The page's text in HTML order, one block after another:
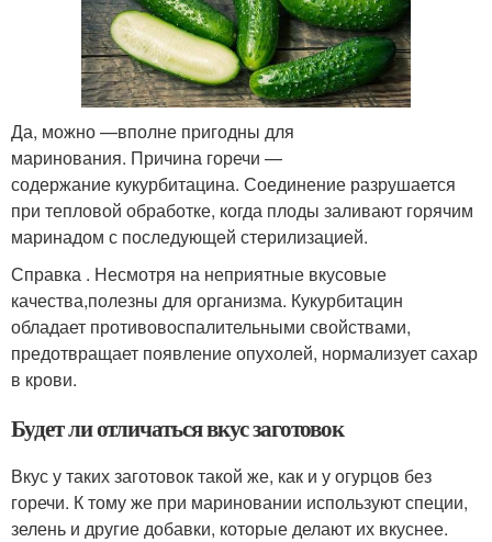
Да, можно —вполне пригодны для
маринования. Причина горечи —
содержание кукурбитацина. Соединение разрушается
при тепловой обработке, когда плоды заливают горячим
маринадом с последующей стерилизацией.
Справка . Несмотря на неприятные вкусовые
качества,полезны для организма. Кукурбитацин
обладает противовоспалительными свойствами,
предотвращает появление опухолей, нормализует сахар
в крови.
Будет ли отличаться вкус заготовок
Вкус у таких заготовок такой же, как и у огурцов без
горечи. К тому же при мариновании используют специи,
зелень и другие добавки, которые делают их вкуснее.